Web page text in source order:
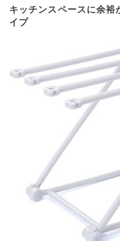
キッチンスペースに余裕
イプ